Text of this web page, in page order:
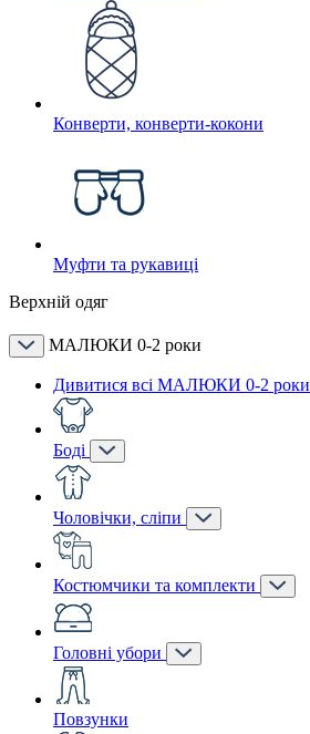
Конверти, конверти-кокони
Муфти та рукавиці
Верхній одяг
МАЛЮКИ 0-2 роки
Дивитися всі МАЛЮКИ 0-2 роки
Боді
Чоловічки, сліпи
Костюмчики та комплекти
Головні убори
Повзунки